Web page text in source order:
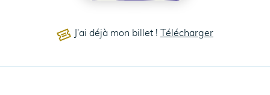
J'ai déjà mon billet ! Télécharger